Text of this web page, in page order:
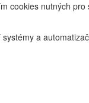
cookies nutných pro
a